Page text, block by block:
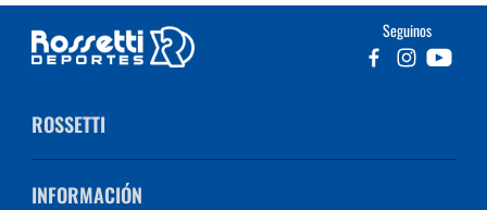
Seguinos
ROSSETTI
INFORMACIÓN